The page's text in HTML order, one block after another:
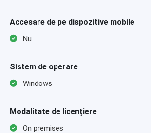
Accesare de pe dispozitive mobile
Nu
Sistem de operare
Windows
Modalitate de licențiere
On premises